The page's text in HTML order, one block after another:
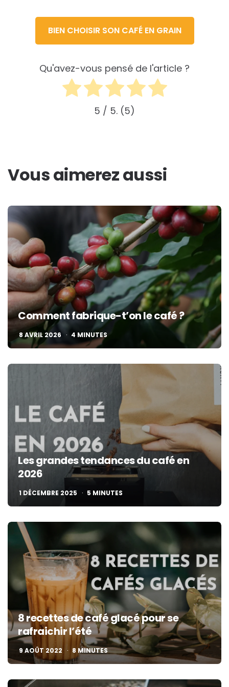
BIEN CHOISIR SON CAFÉ EN GRAIN
Qu'avez-vous pensé de l'article ?
5 / 5. 5
Vous aimerez aussi
Comment fabrique-t’on le café ?
8 AVRIL 2026 4 MINUTES
Les grandes tendances du café en
2026
1 DÉCEMBRE 2025 5 MINUTES
8 recettes de café glacé pour se
rafraichir l’été
9 AOÛT 2022 8 MINUTES